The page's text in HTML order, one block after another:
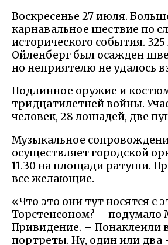
Воскресенье 27 июля.
карнавальное шествие по
исторического события. 325
Ойленберг был осажден
но неприятелю не удалось
Подлинное оружие и
тридцатилетней войны.
человек, 28 лошадей, две
Музыкальное
осуществляет городской
11.30 на площади ратуши.
все желающие.
«Что это они тут носятся с
Торстенсоном? – подумало
Привидение. – Понаклеили
портреты. Ну, один или два